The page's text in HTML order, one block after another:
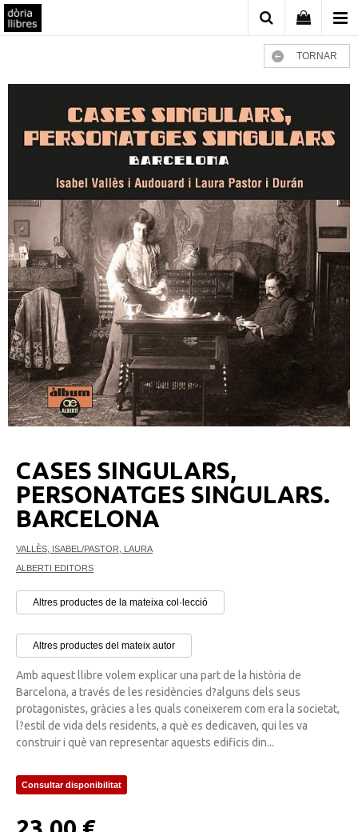
TORNAR
CASES SINGULARS,
PERSONATGES SINGULARS.
BARCELONA
VALLÈS, ISABEL/PASTOR, LAURA
ALBERTI EDITORS
Altres productes de la mateixa col·lecció
Altres productes del mateix autor
Amb aquest llibre volem explicar una part de la història de
Barcelona, a través de les residències d?alguns dels seus
protagonistes, gràcies a les quals coneixerem com era la societat,
l?estil de vida dels residents, a què es dedicaven, qui les va
construir i què van representar aquests edificis din...
Consultar disponibilitat